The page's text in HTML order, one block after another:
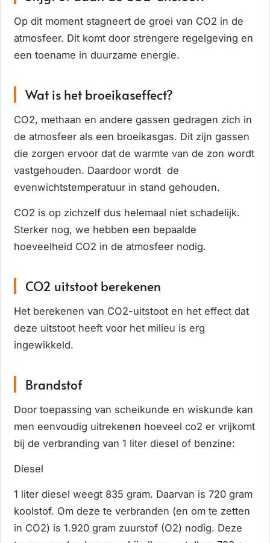
Op dit moment stagneert de groei van CO2 in de
atmosfeer. Dit komt door strengere regelgeving en
een toename in duurzame energie.
Wat is het broeikaseffect?
CO2, methaan en andere gassen gedragen zich in
de atmosfeer als een broeikasgas. Dit zijn gassen
die zorgen ervoor dat de warmte van de zon wordt
vastgehouden. Daardoor wordt de
evenwichtstemperatuur in stand gehouden.
CO2 is op zichzelf dus helemaal niet schadelijk.
Sterker nog, we hebben een bepaalde
hoeveelheid CO2 in de atmosfeer nodig.
CO2 uitstoot berekenen
Het berekenen van CO2-uitstoot en het effect dat
deze uitstoot heeft voor het milieu is erg
ingewikkeld.
Brandstof
Door toepassing van scheikunde en wiskunde kan
men eenvoudig uitrekenen hoeveel co2 er vrijkomt
bij de verbranding van 1 liter diesel of benzine:
Diesel
1 liter diesel weegt 835 gram. Daarvan is 720 gram
koolstof. Om deze te verbranden (en om te zetten
in CO2) is 1.920 gram zuurstof (O2) nodig. Deze